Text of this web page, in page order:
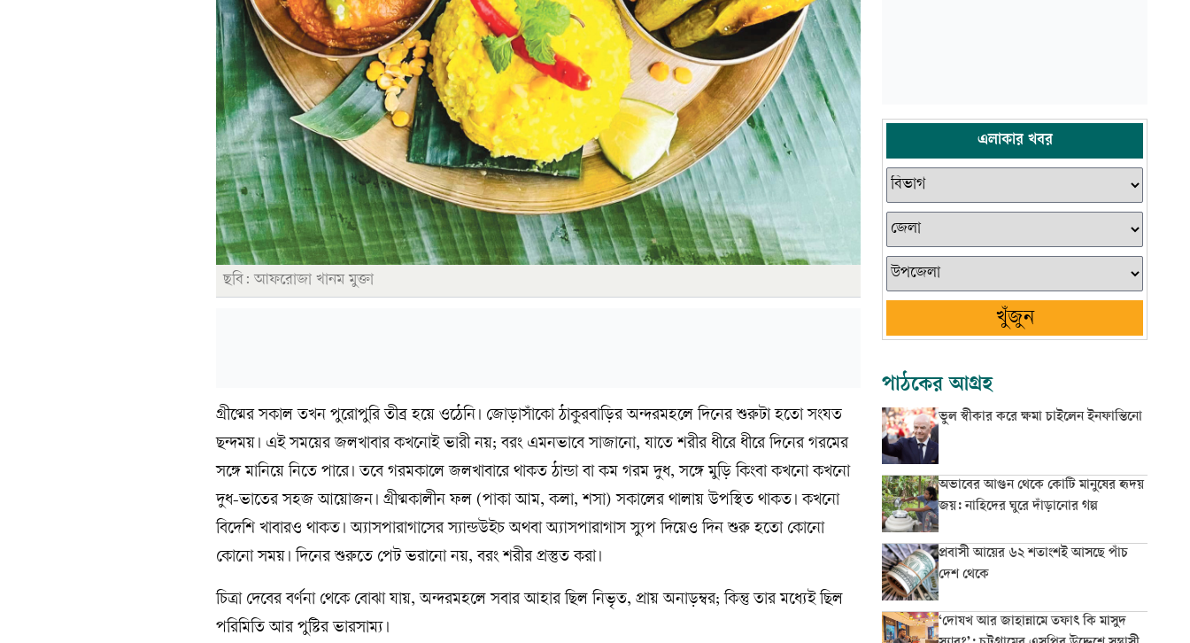
ছবি: আফরোজা খানম মুক্তা
গ্রীষ্মের সকাল তখন পুরোপুরি তীব্র হয়ে ওঠেনি। জোড়াসাঁকো ঠাকুরবাড়ির অন্দরমহলে দিনের শুরুটা হতো সংযত
ছন্দময়। এই সময়ের জলখাবার কখনোই ভারী নয়; বরং এমনভাবে সাজানো, যাতে শরীর ধীরে ধীরে দিনের গরমের
সঙ্গে মানিয়ে নিতে পারে। তবে গরমকালে জলখাবারে থাকত ঠান্ডা বা কম গরম দুধ, সঙ্গে মুড়ি কিংবা কখনো কখনো
দুধ-ভাতের সহজ আয়োজন। গ্রীষ্মকালীন ফল (পাকা আম, কলা, শসা) সকালের থালায় উপস্থিত থাকত। কখনো
বিদেশি খাবারও থাকত। অ্যাসপারাগাসের স্যান্ডউইচ অথবা অ্যাসপারাগাস স্যুপ দিয়েও দিন শুরু হতো কোনো
কোনো সময়। দিনের শুরুতে পেট ভরানো নয়, বরং শরীর প্রস্তুত করা।
চিত্রা দেবের বর্ণনা থেকে বোঝা যায়, অন্দরমহলে সবার আহার ছিল নিভৃত, প্রায় অনাড়ম্বর; কিন্তু তার মধ্যেই ছিল
পরিমিতি আর পুষ্টির ভারসাম্য।
এলাকার খবর
খুঁজুন
পাঠকের আগ্রহ
ভুল স্বীকার করে ক্ষমা চাইলেন ইনফান্তিনো
অভাবের আগুন থেকে কোটি মানুষের হৃদয়
জয়: নাহিদের ঘুরে দাঁড়ানোর গল্প
প্রবাসী আয়ের ৬২ শতাংশই আসছে পাঁচ
দেশ থেকে
‘দোযখ আর জাহান্নামে তফাৎ কি মাসুদ